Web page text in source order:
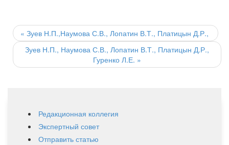
Post
navigation
« Зуев Н.П.,Наумова С.В., Лопатин В.Т., Платицын Д.Р.,
Зуев Н.П., Наумова С.В., Лопатин В.Т., Платицын Д.Р.,
Гуренко Л.Е. »
Редакционная коллегия
Экспертный совет
Отправить статью